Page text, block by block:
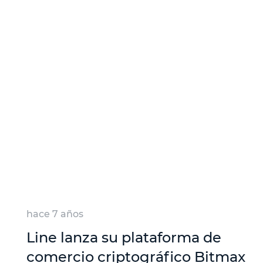
hace 7 años
Line lanza su plataforma de
comercio criptográfico Bitmax